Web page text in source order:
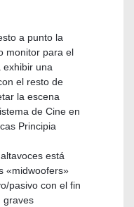
a punto la
monitor para el
exhibir una
el resto de
la escena
de Cine en
Principia
está
«midwoofers»
pasivo con el fin
graves